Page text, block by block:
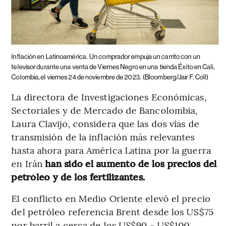
Inflación en Latinoamérica. Un comprador empuja un carrito con un
televisor durante una venta de Viernes Negro en una tienda Éxito en Cali,
Colombia, el viernes 24 de noviembre de 2023. (Bloomberg/Jair F. Coll)
La directora de Investigaciones Económicas,
Sectoriales y de Mercado de Bancolombia,
Laura Clavijo, considera que las dos vías de
transmisión de la inflación más relevantes
hasta ahora para América Latina por la guerra
en Iránhan sido el aumento de los precios del
petróleo y de los fertilizantes.
El conflicto en Medio Oriente elevó el precio
del petróleo referencia Brent desde los US$75